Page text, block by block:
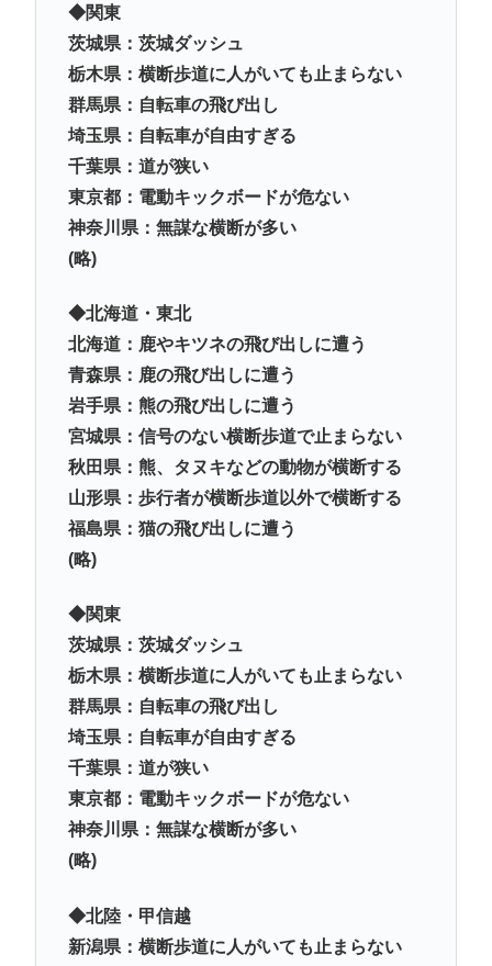
◆関東
茨城県：茨城ダッシュ
栃木県：横断歩道に人がいても止まらない
群馬県：自転車の飛び出し
埼玉県：自転車が自由すぎる
千葉県：道が狭い
東京都：電動キックボードが危ない
神奈川県：無謀な横断が多い
(略)
◆北海道・東北
北海道：鹿やキツネの飛び出しに遭う
青森県：鹿の飛び出しに遭う
岩手県：熊の飛び出しに遭う
宮城県：信号のない横断歩道で止まらない
秋田県：熊、タヌキなどの動物が横断する
山形県：歩行者が横断歩道以外で横断する
福島県：猫の飛び出しに遭う
(略)
◆関東
茨城県：茨城ダッシュ
栃木県：横断歩道に人がいても止まらない
群馬県：自転車の飛び出し
埼玉県：自転車が自由すぎる
千葉県：道が狭い
東京都：電動キックボードが危ない
神奈川県：無謀な横断が多い
(略)
◆北陸・甲信越
新潟県：横断歩道に人がいても止まらない